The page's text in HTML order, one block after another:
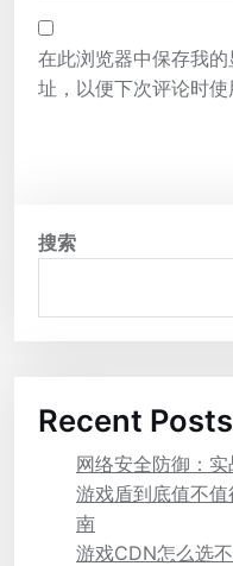
在此浏览器中保存我
址，以便下次评论时使
搜索
Recent Posts
网络安全防御：实
游戏盾到底值不
南
游戏CDN怎么选